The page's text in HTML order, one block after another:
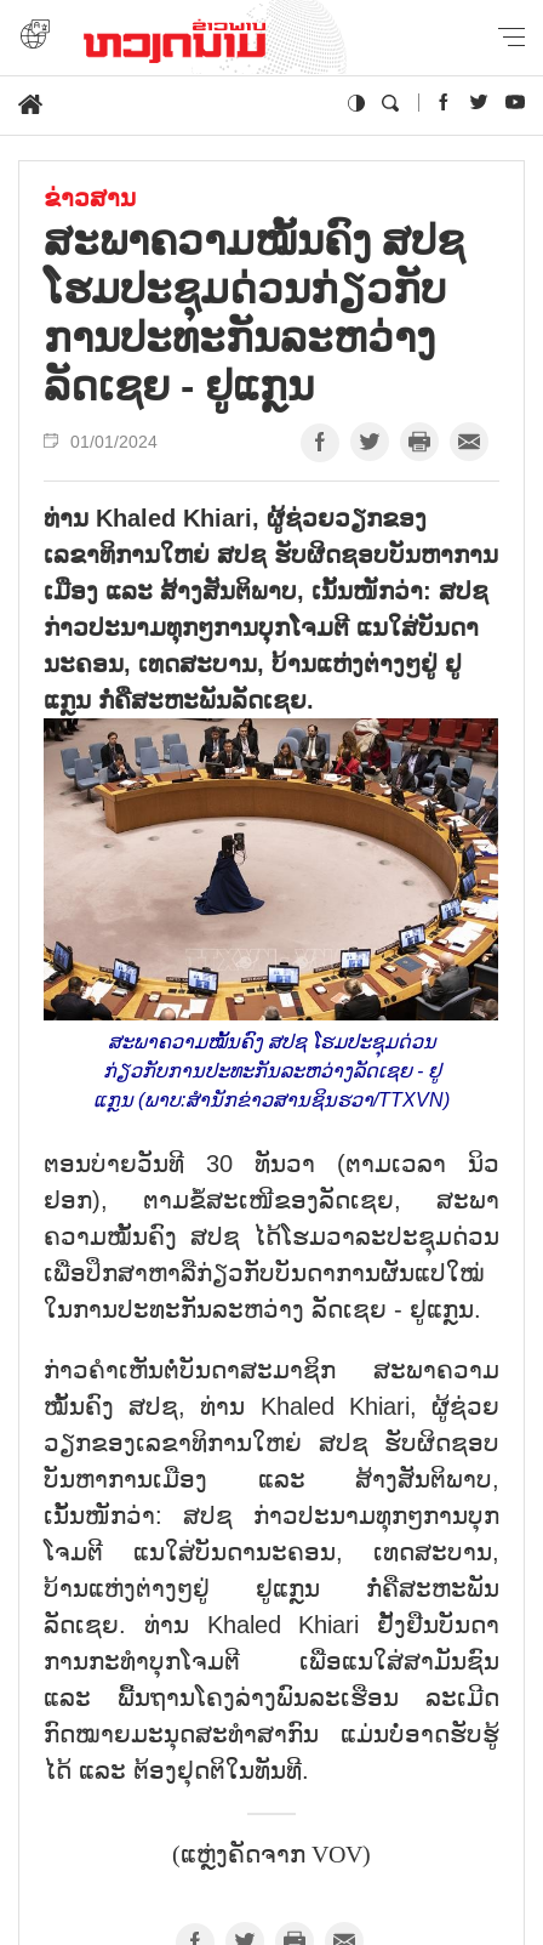
ຂ່າວສານ
ສະພາຄວາມໝັ້ນຄົງ ສປຊ
ໂຮມປະຊຸມດ່ວນກ່ຽວກັບ
ການປະທະກັນລະຫວ່າງ
ລັດເຊຍ - ຢູແກຼນ
01/01/2024
ທ່ານ Khaled Khiari, ຜູ້ຊ່ວຍວຽກຂອງ
ເລຂາທິການໃຫຍ່ ສປຊ ຮັບຜິດຊອບບັນຫາການ
ເມືອງ ແລະ ສ້າງສັນຕິພາບ, ເນັ້ນໜັກວ່າ: ສປຊ
ກ່າວປະນາມທຸກໆການບຸກໂຈມຕີ ແນໃສ່ບັນດາ
ນະຄອນ, ເທດສະບານ, ບ້ານແຫ່ງຕ່າງໆຢູ່ ຢູ
ແກຼນ ກໍ່ຄືສະຫະພັນລັດເຊຍ.
ສະພາຄວາມໝັ້ນຄົງ ສປຊ ໂຮມປະຊຸມດ່ວນ
ກ່ຽວກັບການປະທະກັນລະຫວ່າງລັດເຊຍ - ຢູ
ແກຼນ (ພາບ:ສຳນັກຂ່າວສານຊິນຮວາ/TTXVN)
ຕອນບ່າຍວັນທີ 30 ທັນວາ (ຕາມເວລາ ນິວ
ຢອກ), ຕາມຂໍ້ສະເໜີຂອງລັດເຊຍ, ສະພາ
ຄວາມໝັ້ນຄົງ ສປຊ ໄດ້ໂຮມວາລະປະຊຸມດ່ວນ
ເພື່ອປຶກສາຫາລືກ່ຽວກັບບັນດາການຜັນແປໃໝ່
ໃນການປະທະກັນລະຫວ່າງ ລັດເຊຍ - ຢູແກຼນ.
ກ່າວຄຳເຫັນຕໍ່ບັນດາສະມາຊິກ ສະພາຄວາມ
ໝັ້ນຄົງ ສປຊ, ທ່ານ Khaled Khiari, ຜູ້ຊ່ວຍ
ວຽກຂອງເລຂາທິການໃຫຍ່ ສປຊ ຮັບຜິດຊອບ
ບັນຫາການເມືອງ ແລະ ສ້າງສັນຕິພາບ,
ເນັ້ນໜັກວ່າ: ສປຊ ກ່າວປະນາມທຸກໆການບຸກ
ໂຈມຕີ ແນໃສ່ບັນດານະຄອນ, ເທດສະບານ,
ບ້ານແຫ່ງຕ່າງໆຢູ່ ຢູແກຼນ ກໍ່ຄືສະຫະພັນ
ລັດເຊຍ. ທ່ານ Khaled Khiari ຢັ້ງຢືນບັນດາ
ການກະທຳບຸກໂຈມຕີ ເພື່ອແນໃສ່ສາມັນຊົນ
ແລະ ພື້ນຖານໂຄງລ່າງພົນລະເຮືອນ ລະເມີດ
ກົດໝາຍມະນຸດສະທຳສາກົນ ແມ່ນບໍ່ອາດຮັບຮູ້
ໄດ້ ແລະ ຕ້ອງຢຸດຕິໃນທັນທີ.
(ແຫຼ່ງຄັດຈາກ VOV)